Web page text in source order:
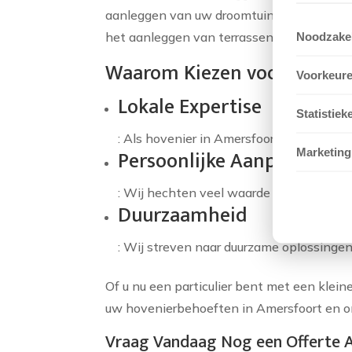
aanleggen van uw droomtuin. Wij
het aanleggen van terrassen en paden,
Waarom Kiezen voor
Lokale Expertise
: Als hovenier in Amersfoort kennen
Persoonlijke Aanpak
: Wij hechten veel waarde aan
Duurzaamheid
: Wij streven naar duurzame
Of u nu een particulier bent met een
uw hovenierbehoeften in Amersfoort en
Vraag Vandaag Nog een Offerte
Marketing